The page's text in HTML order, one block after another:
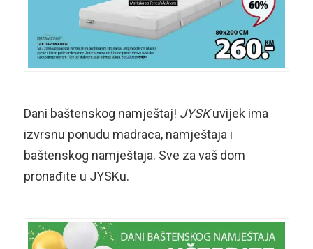
Dani baštenskog namještaj! JYSKuvijek ima
izvrsnu ponudu madraca, namještaja i
baštenskog namještaja. Sve za vaš dom
pronađite u JYSKu.